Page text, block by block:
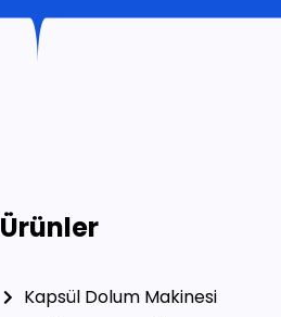
Ürünler
Kapsül Dolum Makinesi